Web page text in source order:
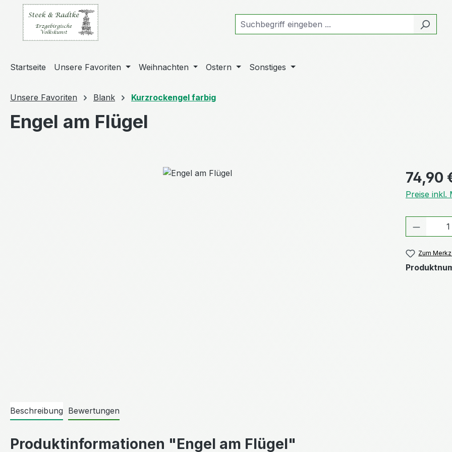
Hauptinhalt springen
Zur Suche springen
Zur Hauptnavigation springen
Startseite Unsere Favoriten Weihnachten Ostern Sonstiges
Unsere Favoriten Blank Kurzrockengel farbig
Engel am Flügel
Regulärer
74,90
Preise inkl.
Zum
Beschreibung Bewertungen
Produktinformationen "Engel am Flügel"